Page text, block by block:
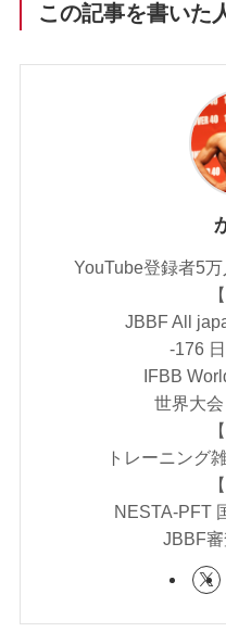
この記事を書いた
YouTube登録者5万
JBBF All
-176
IFBB
世界大
トレーニング
NESTA-PFT
JBBF